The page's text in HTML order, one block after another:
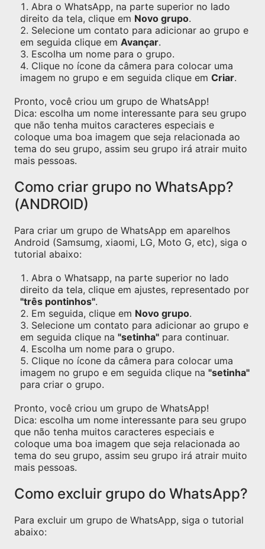
Abra o WhatsApp, na parte superior no lado
direito da tela, clique em Novo grupo.
Selecione um contato para adicionar ao grupo e
em seguida clique em Avançar.
Escolha um nome para o grupo.
Clique no ícone da câmera para colocar uma
imagem no grupo e em seguida clique em Criar.
Pronto, você criou um grupo de WhatsApp!
Dica: escolha um nome interessante para seu grupo
que não tenha muitos caracteres especiais e
coloque uma boa imagem que seja relacionada ao
tema do seu grupo, assim seu grupo irá atrair muito
mais pessoas.
Como criar grupo no WhatsApp?
(ANDROID)
Para criar um grupo de WhatsApp em aparelhos
Android (Samsumg, xiaomi, LG, Moto G, etc), siga o
tutorial abaixo:
Abra o Whatsapp, na parte superior no lado
direito da tela, clique em ajustes, representado por
"três pontinhos".
Em seguida, clique em Novo grupo.
Selecione um contato para adicionar ao grupo e
em seguida clique na "setinha" para continuar.
Escolha um nome para o grupo.
Clique no ícone da câmera para colocar uma
imagem no grupo e em seguida clique na "setinha"
para criar o grupo.
Pronto, você criou um grupo de WhatsApp!
Dica: escolha um nome interessante para seu grupo
que não tenha muitos caracteres especiais e
coloque uma boa imagem que seja relacionada ao
tema do seu grupo, assim seu grupo irá atrair muito
mais pessoas.
Como excluir grupo do WhatsApp?
Para excluir um grupo de WhatsApp, siga o tutorial
abaixo: